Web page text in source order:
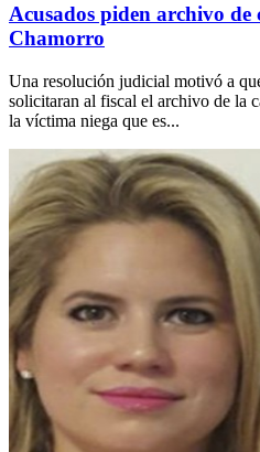
Acusados piden archivo de
Chamorro
Una resolución judicial motivó a
solicitaran al fiscal el archivo de la
la víctima niega que es...